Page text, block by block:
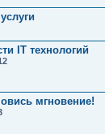
IT технологий
мгновение!